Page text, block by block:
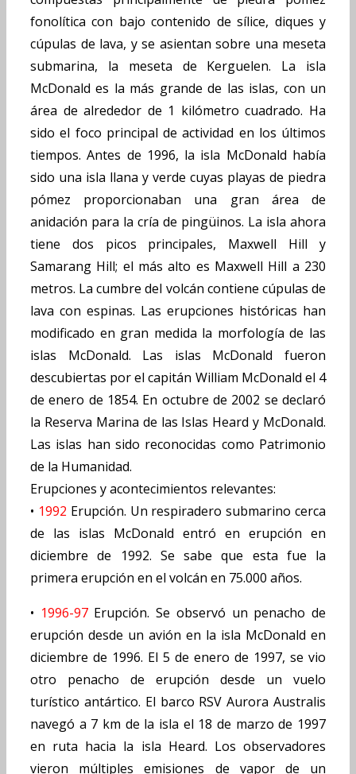
fonolítica con bajo contenido de sílice, diques y
cúpulas de lava, y se asientan sobre una meseta
submarina, la meseta de Kerguelen. La isla
McDonald es la más grande de las islas, con un
área de alrededor de 1 kilómetro cuadrado. Ha
sido el foco principal de actividad en los últimos
tiempos. Antes de 1996, la isla McDonald había
sido una isla llana y verde cuyas playas de piedra
pómez proporcionaban una gran área de
anidación para la cría de pingüinos. La isla ahora
tiene dos picos principales, Maxwell Hill y
Samarang Hill; el más alto es Maxwell Hill a 230
metros. La cumbre del volcán contiene cúpulas de
lava con espinas. Las erupciones históricas han
modificado en gran medida la morfología de las
islas McDonald. Las islas McDonald fueron
descubiertas por el capitán William McDonald el 4
de enero de 1854. En octubre de 2002 se declaró
la Reserva Marina de las Islas Heard y McDonald.
Las islas han sido reconocidas como Patrimonio
de la Humanidad.
Erupciones y acontecimientos relevantes:
• 1992 Erupción. Un respiradero submarino cerca
de las islas McDonald entró en erupción en
diciembre de 1992. Se sabe que esta fue la
primera erupción en el volcán en 75.000 años.
• 1996-97Erupción. Se observó un penacho de
erupción desde un avión en la isla McDonald en
diciembre de 1996. El 5 de enero de 1997, se vio
otro penacho de erupción desde un vuelo
turístico antártico. El barco RSV Aurora Australis
navegó a 7 km de la isla el 18 de marzo de 1997
en ruta hacia la isla Heard. Los observadores
vieron múltiples emisiones de vapor de un